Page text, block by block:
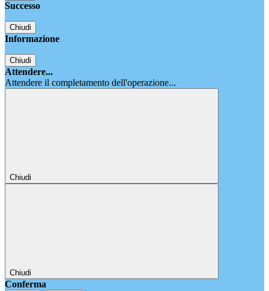
Successo
Chiudi
Informazione
Chiudi
Attendere...
Attendere il completamento dell'operazione...
Chiudi
Chiudi
Conferma